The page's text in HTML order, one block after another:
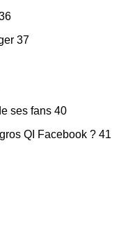
37
ses fans 40
QI Facebook ? 41